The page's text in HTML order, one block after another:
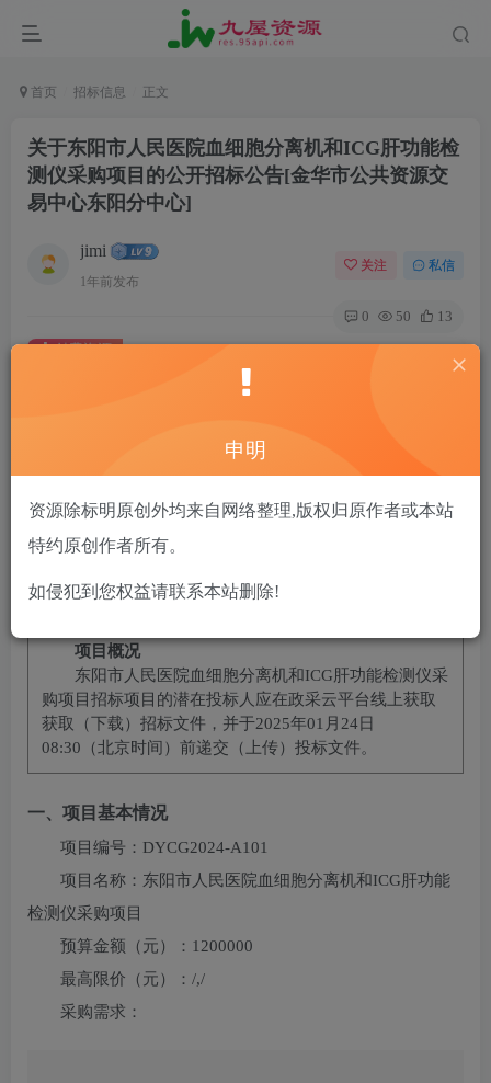
首页 招标信息 正文
关于东阳市人民医院血细胞分离机和ICG肝功能检
测仪采购项目的公开招标公告[金华市公共资源交
易中心东阳分中心]
jimi
1年前发布
关注 私信
0 50 13
￥ 20
付费资源
项目概况
东阳市人民医院血细胞分离机和ICG肝功能检测仪采
购项目 招标项目的潜在投标人应在政采云平台线上获取
获取（下载）招标文件，并于2025年01月24日
08:30 （北京时间）前递交（上传）投标文件。
一、项目基本情况
项目编号： DYCG2024-A101
项目名称： 东阳市人民医院血细胞分离机和ICG肝功能
检测仪采购项目
预算金额（元）： 1200000
最高限价（元）： /,/
采购需求：
申明
资源除标明原创外均来自网络整理,版权归原作者或本站
特约原创作者所有。
如侵犯到您权益请联系本站删除!